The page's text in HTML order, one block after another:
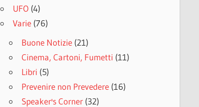
UFO(4)
Varie(76)
Buone Notizie(21)
Cinema, Cartoni, Fumetti (11)
Libri (5)
Prevenire non Prevedere(16)
Speaker's Corner(32)